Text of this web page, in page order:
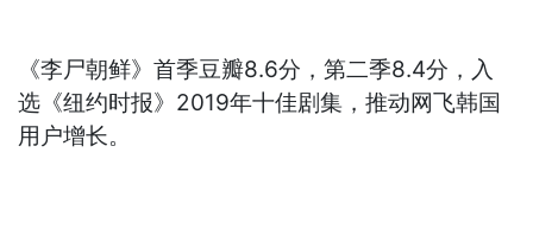
《李尸朝鲜》首季豆瓣8.6分，第二季8.4分，入
选《纽约时报》2019年十佳剧集，推动网飞韩国
用户增长。